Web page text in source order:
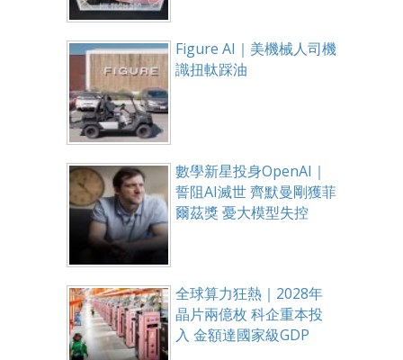
Figure AI｜美機械人司機
識扭軚踩油
數學新星投身OpenAI｜
誓阻AI滅世 齊默曼剛獲菲
爾茲獎 憂大模型失控
全球算力狂熱｜2028年
晶片兩億枚 科企重本投
入 金額達國家級GDP